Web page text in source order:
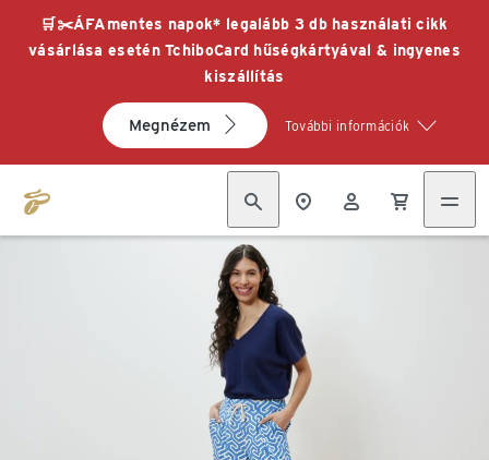
🛒✂️ÁFAmentes napok* legalább 3 db használati cikk
vásárlása esetén TchiboCard hűségkártyával & ingyenes
kiszállítás
Megnézem További információk